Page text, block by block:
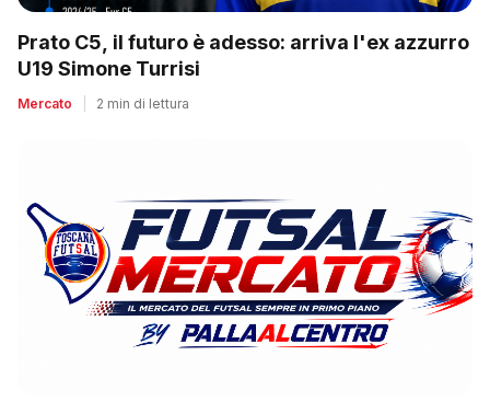
Prato C5, il futuro è adesso: arriva l'ex azzurro
U19 Simone Turrisi
Mercato 2 min di lettura